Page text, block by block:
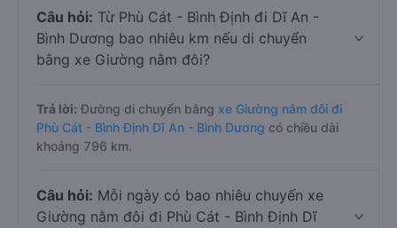
Câu hỏi: Từ Phù Cát - Bình Định đi Dĩ An -
Bình Dương bao nhiêu km nếu di chuyển
bằng xe Giường nằm đôi?
Trả lời: Đường di chuyển bằng xe Giường nằm đôi đi
Phù Cát - Bình Định Dĩ An - Bình Dương có chiều dài
khoảng 796 km.
Câu hỏi: Mỗi ngày có bao nhiêu chuyến xe
Giường nằm đôi đi Phù Cát - Bình Định Dĩ